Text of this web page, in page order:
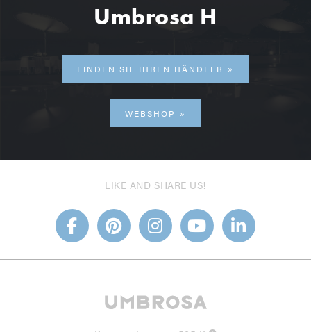
Umbrosa H
FINDEN SIE IHREN HÄNDLER
WEBSHOP
LIKE AND SHARE US!